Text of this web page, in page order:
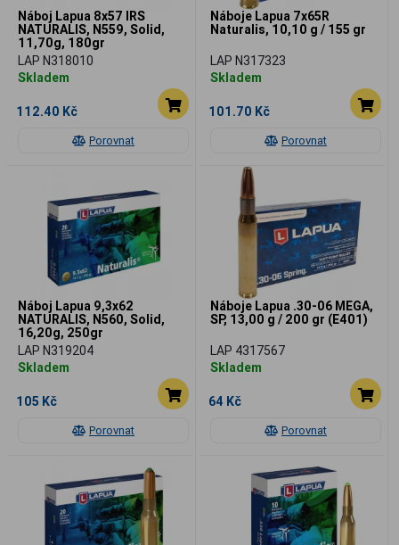
Porovnat
Náboj Lapua 8x57 IRS
NATURALIS, N559, Solid,
11,70g, 180gr
LAP N318010
Skladem
112.40 Kč
Porovnat
Náboje Lapua 7x65R
Naturalis, 10,10 g / 155 gr
LAP N317323
Skladem
101.70 Kč
Porovnat
Náboj Lapua 9,3x62
NATURALIS, N560, Solid,
16,20g, 250gr
LAP N319204
Skladem
105 Kč
Porovnat
Náboje Lapua .30-06 MEGA,
SP, 13,00 g / 200 gr (E401)
LAP 4317567
Skladem
64 Kč